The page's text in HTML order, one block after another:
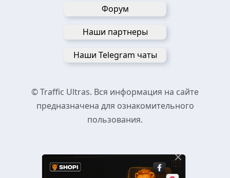
Форум
Наши партнеры
Наши Telegram чаты
© Traffic Ultras. Вся информация на сайте
предназначена для ознакомительного
пользования.
×